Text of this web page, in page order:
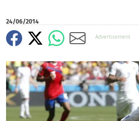
24/06/2014